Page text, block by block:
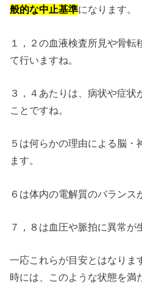
般的な中止基準になります。
１，２の血液検査所見や骨転
て行いますね。
３，４あたりは、病状や症状
ことですね。
５は何らかの理由による脳・
ます。
６は体内の電解質のバランス
７，８は血圧や脈拍に異常が
一応これらが目安とはなりま
時には、このような状態を満